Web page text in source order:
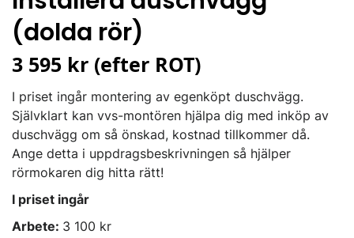
(dolda rör)
3 595 kr (efter ROT)
I priset ingår montering av egenköpt duschvägg.
Självklart kan vvs-montören hjälpa dig med inköp av
duschvägg om så önskad, kostnad tillkommer då.
Ange detta i uppdragsbeskrivningen så hjälper
rörmokaren dig hitta rätt!
I priset ingår
Arbete: 3 100 kr